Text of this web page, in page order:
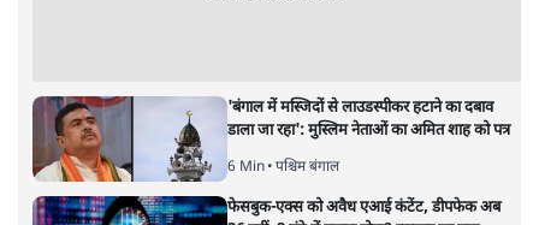
सुप्रीम कोर्ट में बताया कारण
5 Min• देश
भर्ती में धोखाधड़ी पर राजेंद्र तिवारी। BJP बनाम